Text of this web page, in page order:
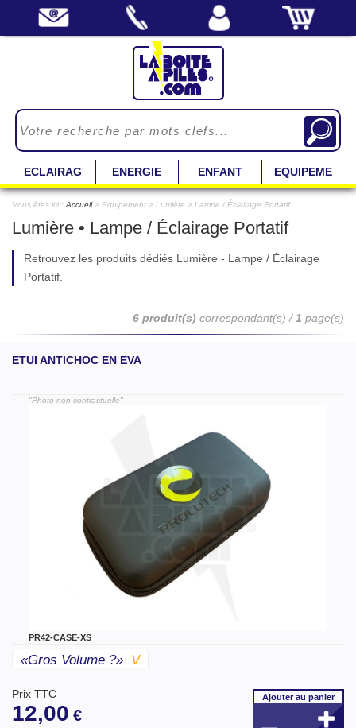
ECLAIRAGE ENERGIE ENFANT EQUIPEMENT
Vous êtes ici : Accueil> Equipement > Lumière > Lampe / Éclairage Portatif
Lumière • Lampe / Éclairage Portatif
Retrouvez les produits dédiés Lumière - Lampe / Éclairage
Portatif.
6 produit(s) correspondant(s) /1 page(s)
ETUI ANTICHOC EN EVA
"Photo non contractuelle"
PR42-CASE-XS
«gros Volume ?» V
Prix TTC
12,00 €
Ajouterau panier